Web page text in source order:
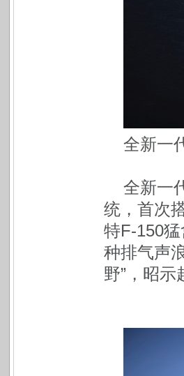
全新一
全新一
统，首次
特F-150
种排气声
野”，昭